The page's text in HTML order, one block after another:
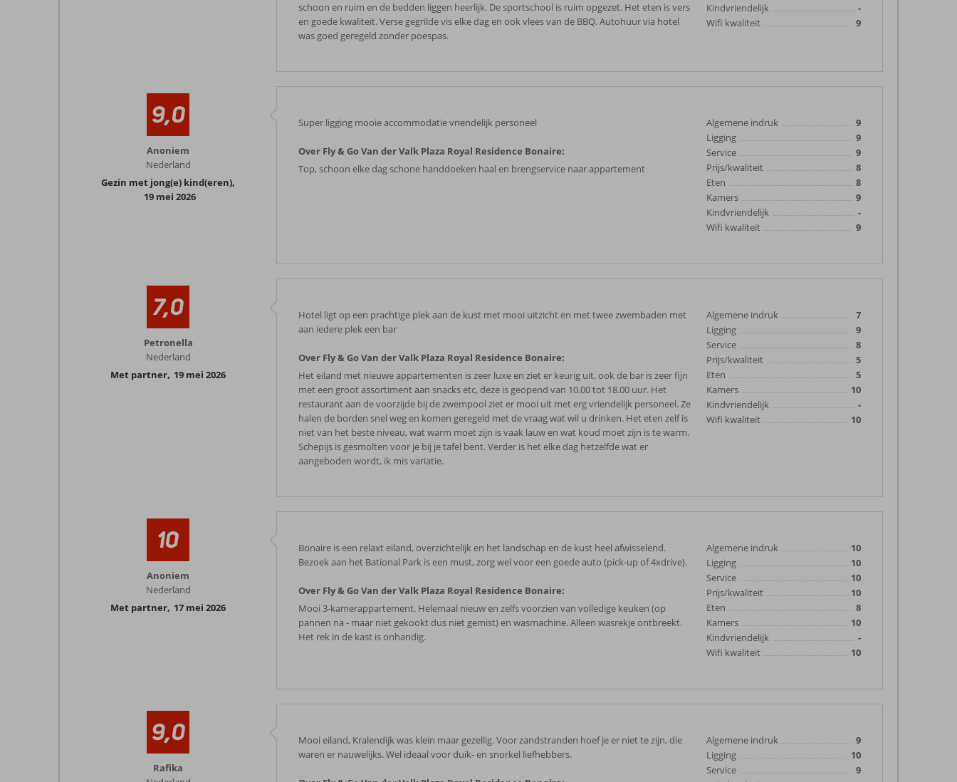
schoon en ruim en de bedden liggen heerlijk. De sportschool is ruim opgezet. Het eten is vers
en goede kwaliteit. Verse gegrilde vis elke dag en ook vlees van de BBQ. Autohuur via hotel
was goed geregeld zonder poespas.
Kindvriendelijk
-
Wifi kwaliteit
9
9,0
Anoniem
Nederland
Gezin met jong(e) kind(eren),
19 mei 2026
Super ligging mooie accommodatie vriendelijk personeel
Over Fly & Go Van der Valk Plaza Royal Residence Bonaire:
Top, schoon elke dag schone handdoeken haal en brengservice naar appartement
Algemene indruk
9
Ligging
9
Service
9
Prijs/kwaliteit
8
Eten
8
Kamers
9
Kindvriendelijk
-
Wifi kwaliteit
9
7,0
Petronella
Nederland
Met partner, 19 mei 2026
Hotel ligt op een prachtige plek aan de kust met mooi uitzicht en met twee zwembaden met
aan iedere plek een bar
Over Fly & Go Van der Valk Plaza Royal Residence Bonaire:
Het eiland met nieuwe appartementen is zeer luxe en ziet er keurig uit, ook de bar is zeer fijn
met een groot assortiment aan snacks etc, deze is geopend van 10.00 tot 18.00 uur. Het
restaurant aan de voorzijde bij de zwempool ziet er mooi uit met erg vriendelijk personeel. Ze
halen de borden snel weg en komen geregeld met de vraag wat wil u drinken. Het eten zelf is
niet van het beste niveau, wat warm moet zijn is vaak lauw en wat koud moet zijn is te warm.
Schepijs is gesmolten voor je bij je tafel bent. Verder is het elke dag hetzelfde wat er
aangeboden wordt, ik mis variatie.
Algemene indruk
7
Ligging
9
Service
8
Prijs/kwaliteit
5
Eten
5
Kamers
10
Kindvriendelijk
-
Wifi kwaliteit
10
10
Anoniem
Nederland
Met partner, 17 mei 2026
Bonaire is een relaxt eiland, overzichtelijk en het landschap en de kust heel afwisselend.
Bezoek aan het Bational Park is een must, zorg wel voor een goede auto (pick-up of 4xdrive).
Over Fly & Go Van der Valk Plaza Royal Residence Bonaire:
Mooi 3-kamerappartement. Helemaal nieuw en zelfs voorzien van volledige keuken (op
pannen na - maar niet gekookt dus niet gemist) en wasmachine. Alleen wasrekje ontbreekt.
Het rek in de kast is onhandig.
Algemene indruk
10
Ligging
10
Service
10
Prijs/kwaliteit
10
Eten
8
Kamers
10
Kindvriendelijk
-
Wifi kwaliteit
10
9,0
Rafika
Mooi eiland, Kralendijk was klein maar gezellig. Voor zandstranden hoef je er niet te zijn, die
waren er nauwelijks. Wel ideaal voor duik- en snorkel liefhebbers.
Algemene indruk
9
Ligging
10
Service
9